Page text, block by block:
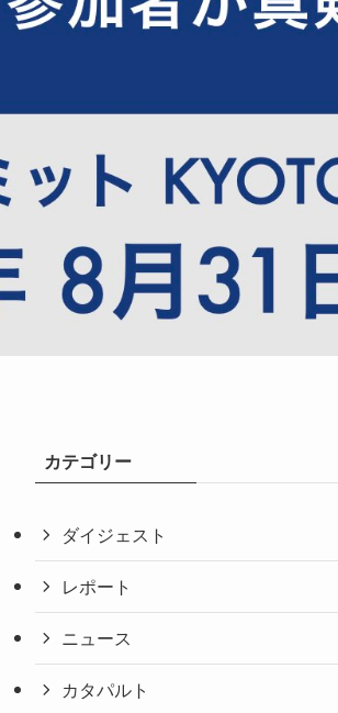
カテゴリー
ダイジェスト
レポート
ニュース
カタパルト